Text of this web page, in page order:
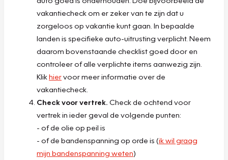
vakantiecheck om er zeker van te zijn dat u
zorgeloos op vakantie kunt gaan. In bepaalde
landen is specifieke auto-uitrusting verplicht. Neem
daarom bovenstaande checklist goed door en
controleer of alle verplichte items aanwezig zijn.
Klikhiervoor meer informatie over de
vakantiecheck.
Check voor vertrek. Check de ochtend voor
vertrek in ieder geval de volgende punten:
- of de olie op peil is
- of de bandenspanning op orde is (ik wil graag
mijn bandenspanning weten)